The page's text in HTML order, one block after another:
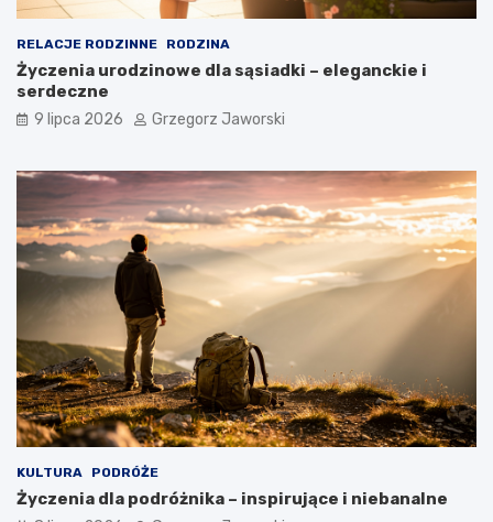
RELACJE RODZINNE RODZINA
Życzenia urodzinowe dla sąsiadki – eleganckie i
serdeczne
9 lipca 2026 Grzegorz Jaworski
KULTURA PODRÓŻE
Życzenia dla podróżnika – inspirujące i niebanalne